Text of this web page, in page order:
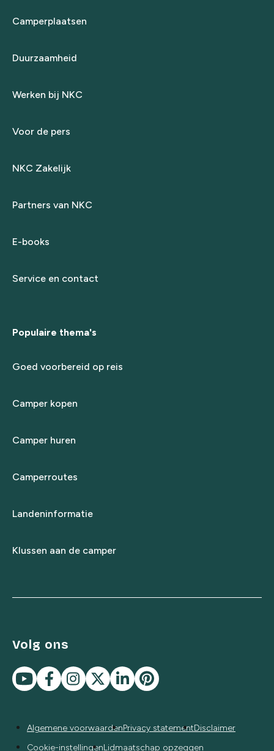
Camperplaatsen
Duurzaamheid
Werken bij NKC
Voor de pers
NKC Zakelijk
Partners van NKC
E-books
Service en contact
Populaire thema's
Goed voorbereid op reis
Camper kopen
Camper huren
Camperroutes
Landeninformatie
Klussen aan de camper
Volg ons
Algemene voorwaardenPrivacy statementDisclaimer
Cookie-instellingenLidmaatschap opzeggen